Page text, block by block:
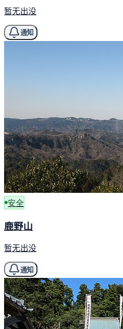
暂无出没
通知
安全
鹿野山
暂无出没
通知